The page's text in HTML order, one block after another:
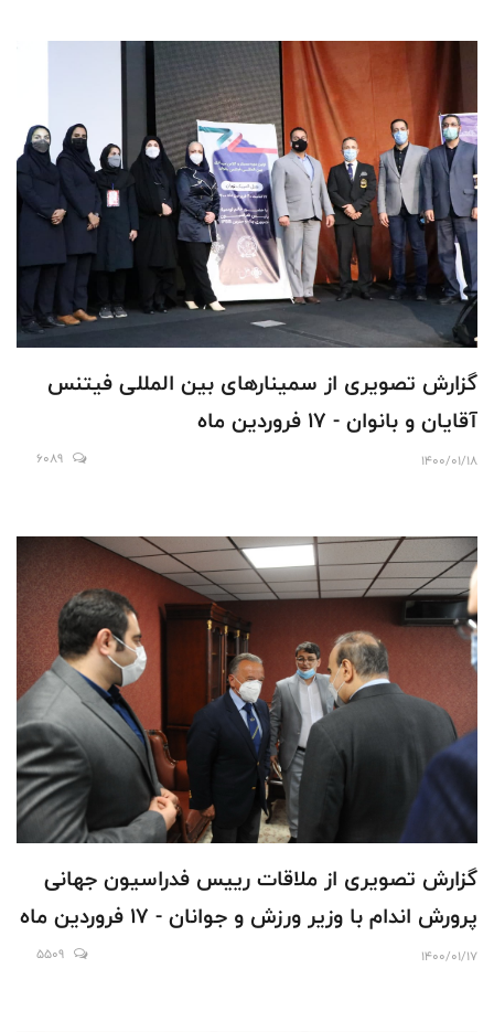
گزارش تصویری از سمینارهای بین المللی فیتنس
آقایان و بانوان - 17 فروردین ماه
1400/01/18
6089
گزارش تصویری از ملاقات رییس فدراسیون جهانی
پرورش اندام با وزیر ورزش و جوانان - 17 فروردین ماه
1400/01/17
5509